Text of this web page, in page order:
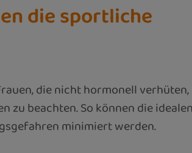
die sportliche
die nicht hormonell
zu beachten. So können die
minimiert werden.